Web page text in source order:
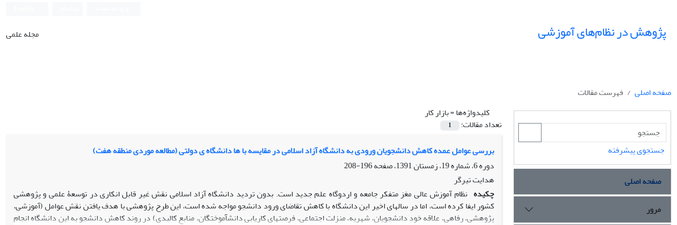
پژوهش در نظام‌های آموزشی مجله علمی
صفحه اصلی
فهرست مقالات
کلیدواژه‌ها =بازار کار
تعداد مقالات:
1
بررسی عوامل عمده کاهش دانشجویان ورودی به دانشگاه آزاد اسلامی در مقایسه با ها دانشگاه ی دولتی (مطالعه موردی منطقه هفت)
دوره 6، شماره 19، زمستان 1391، صفحه
196-208
هدایت تیرگر
چکیده نظام آموزش عالی مغز متفکر جامعه و اردوگاه علم جدید است. بدون تردید دانشگاه آزاد اسلامی نقش غیر قابل انکاری در توسعۀ علمی و پژوهشی
کشور ایفا کرده است، اما در سال­های اخیر این دانشگاه با کاهش تقاضای ورود دانشجو مواجه شده است، این طرح پژوهشی با هدف یافتن نقش عوامل (آموزشی،
پژوهشی، رفاهی، علاقه خود دانشجویان، شهریه، منزلت اجتماعی، فرصت­های کاریابی دانش­آموختگان، منابع کالبدی) در روند کاهش دانشجو به این دانشگاه انجام
جستجوی پیشرفته
صفحه اصلی
مرور